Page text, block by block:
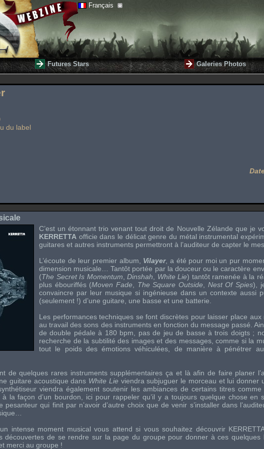
Français
Futures Stars Galeries Photos
du label
C’est un étonnanttrio venant tout droit de Nouvelle Zélande que je
KERRETTA officie dans le délicat genre du métal instrumental
guitares et autres instruments permettront à l’auditeur de capter le
L’écoute de leur premier album Vilayer, a été pour moi un pur
dimension musicale… Tantôt portée par la douceur ou le caractère
(The Secret Is Momentum ,Dinshah White Lie) tantôt ramenée à la
plus ébouriffés (Moven Fade The Square Outside Nest Of Spies),
convaincre par leur musique si ingénieuse dans un contexte aussi
(seulement !) d’une guitare, une basse et une batterie.
Les performances techniques se font discrètes pour laisser place
au travail des sons des instruments en fonction du message passé.
de double pédale à 180 bpm , pas de jeu de basse à trois doigts ;
recherche de la subtilité des images et des messages, comme si la
tout le poids des émotions véhiculées, de manière à pénétrer
de quelques rares instruments supplémentaires ça et là afin de faire planer
guitare acoustique dans White Lie viendra subjuguer le morceau et lui donner
viendra également soutenir les ambiances de certains titres comme
à la façon d’un bourdon, ici pour rappeler qu’il y a toujours quelque chose en
qui finit par n’avoir d’autre choix que de venir s’installer dans
intense moment musical vous attend si vous souhaitez découvrir
découvertes de se rendre sur la page du groupe pour donner à ces
merci au groupe !